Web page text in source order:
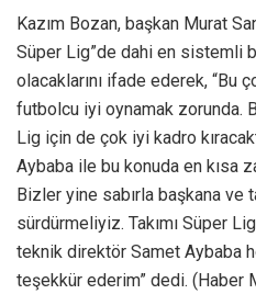
Kazım Bozan, başkan Murat
Süper Lig”de dahi en sistemli
olacaklarını ifade ederek, “Bu
futbolcu iyi oynamak zorunda.
Lig için de çok iyi kadro
Aybaba ile bu konuda en kısa
Bizler yine sabırla başkana ve
sürdürmeliyiz. Takımı Süper
teknik direktör Samet Aybaba
teşekkür ederim” dedi. (Haber